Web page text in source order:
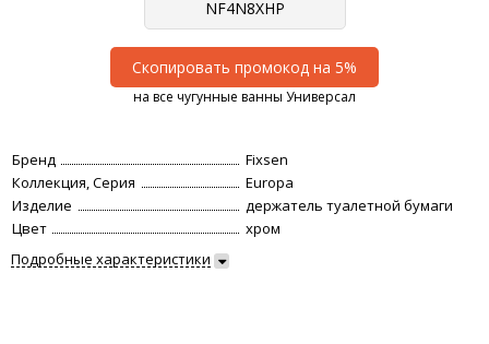
Скопировать промокод на 5%
на все чугунные ванны Универсал
Бренд
Fixsen
Коллекция, Серия
Europa
Изделие
держатель туалетной бумаги
Цвет
хром
Подробные характеристики